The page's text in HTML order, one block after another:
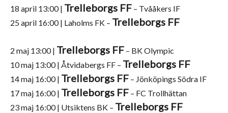
18 april 13:00 | Trelleborgs FF – Tvååkers IF
25 april 16:00 | Laholms FK – Trelleborgs FF
2 maj 13:00 | Trelleborgs FF – BK Olympic
10 maj 13:00 | Åtvidabergs FF – Trelleborgs FF
14 maj 16:00 | Trelleborgs FF – Jönköpings Södra IF
17 maj 16:00 | Trelleborgs FF – FC Trollhättan
23 maj 16:00 | Utsiktens BK – Trelleborgs FF